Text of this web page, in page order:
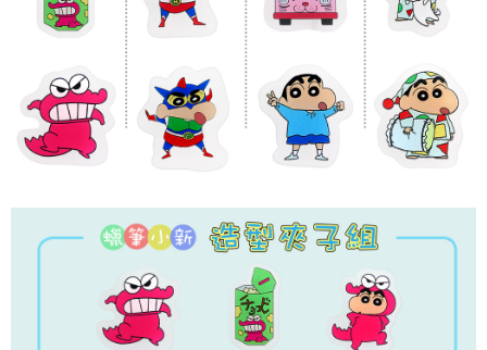
【注意事項】
１．透過由恩沛科技股份有限公司提供之「AFTEE先享後付」服務完成之交
易，需依本服務之必要範圍內提供個人資料，並將交易相關給付款項請求債
權轉讓予恩沛科技股份有限公司。
２．關於個人資料處理事宜，請瀏覽以下網址：
https://aftee.tw/terms/#terms3
３．未成年的使用者請事先徵得法定代理人或監護人之同意方可使用
「AFTEE先享後付」，若未經同意申辦者引起之損失，本公司不負相關責
任。
時審查核予不同之上限額度；若仍有額度不足之情形，本公司將視審查結果
請求用戶進行身份認證。
５．嚴禁一人註冊多個帳號或使用他人資訊註冊。若發現惡意使用之情形，
每筆NT$120，滿NT$499(含以上)免運費
海外宅配 查看運費